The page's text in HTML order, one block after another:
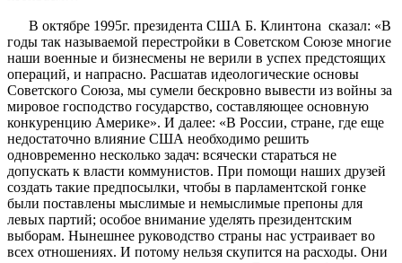
В октябре 1995г. президента США Б. Клинтона сказал: «В
годы так называемой перестройки в Советском Союзе многие
наши военные и бизнесмены не верили в успех предстоящих
операций, и напрасно. Расшатав идеологические основы
Советского Союза, мы сумели бескровно вывести из войны за
мировое господство государство, составляющее основную
конкуренцию Америке». И далее: «В России, стране, где еще
недостаточно влияние США необходимо решить
одновременно несколько задач: всячески стараться не
допускать к власти коммунистов. При помощи наших друзей
создать такие предпосылки, чтобы в парламентской гонке
были поставлены мыслимые и немыслимые препоны для
левых партий; особое внимание уделять президентским
выборам. Нынешнее руководство страны нас устраивает во
всех отношениях. И потому нельзя скупится на расходы. Они